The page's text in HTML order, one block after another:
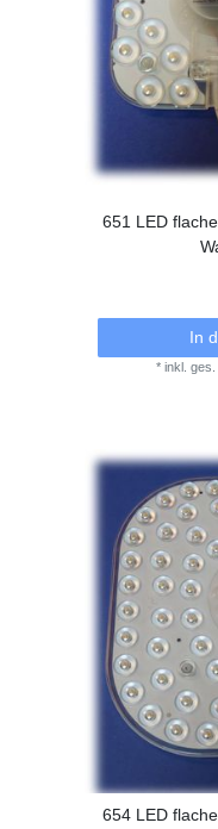
651 LED
In
*inkl. ges.
654 LED